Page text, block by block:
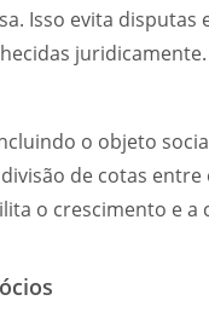
Isso evita disputas
juridicamente.
o objeto
de cotas entre
o crescimento e a